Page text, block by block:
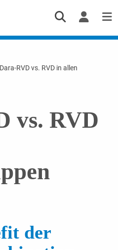
RVD vs. RVD in allen
vs. RVD
der